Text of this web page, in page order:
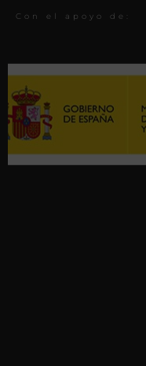
Con el apoyo de: